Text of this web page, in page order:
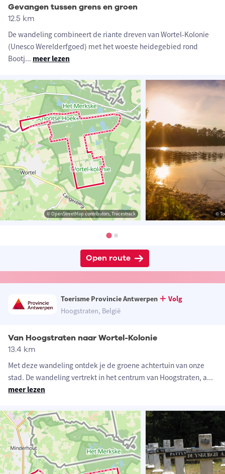
Gevangen tussen grens en groen
12.5 km
De wandeling combineert de riante dreven van Wortel-Kolonie
(Unesco Werelderfgoed) met het woeste heidegebied rond
Bootj... meer lezen
© OpenStreetMap contributors, Tracestrack ©
Open route
Toerisme Provincie Antwerpen
Volg
Hoogstraten, België
Van Hoogstraten naar Wortel-Kolonie
13.4 km
Met deze wandeling ontdek je de groene achtertuin van onze
stad. De wandeling vertrekt in het centrum van Hoogstraten, a...
meer lezen